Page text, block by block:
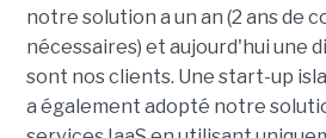
notre solution a un an (2 ans de
nécessaires) et aujourd'hui une
sont nos clients. Une start-up
a également adopté notre